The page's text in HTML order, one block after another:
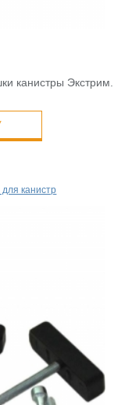
канистры Экстрим.
канистр